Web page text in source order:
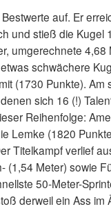
auf. Er
und stieß die Kugel
umgerechnete 4,68
schwächere
(1730 Punkte). Am
sich 16 (!)
Reihenfolge:
Lemke (1820
Titelkampf verlief
Meter) sowie
50-Meter-
derweil ein Ass im